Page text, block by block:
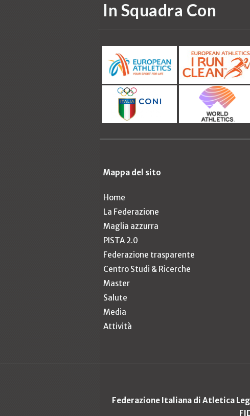
In Squadra Con
Mappa del sito
Home
La Federazione
Maglia azzurra
PISTA 2.0
Federazione trasparente
Centro Studi & Ricerche
Master
Salute
Media
Attività
Federazione Italiana di Atletica